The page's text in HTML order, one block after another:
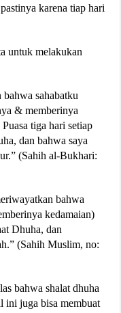
karena tiap hari
untuk melakukan
sahabatku
& memberinya
tiga hari setiap
dan bahwa saya
(Sahih al-Bukhari:
bahwa
kedamaian)
Dhuha, dan
(Sahih Muslim, no:
bahwa shalat dhuha
ini juga bisa membuat